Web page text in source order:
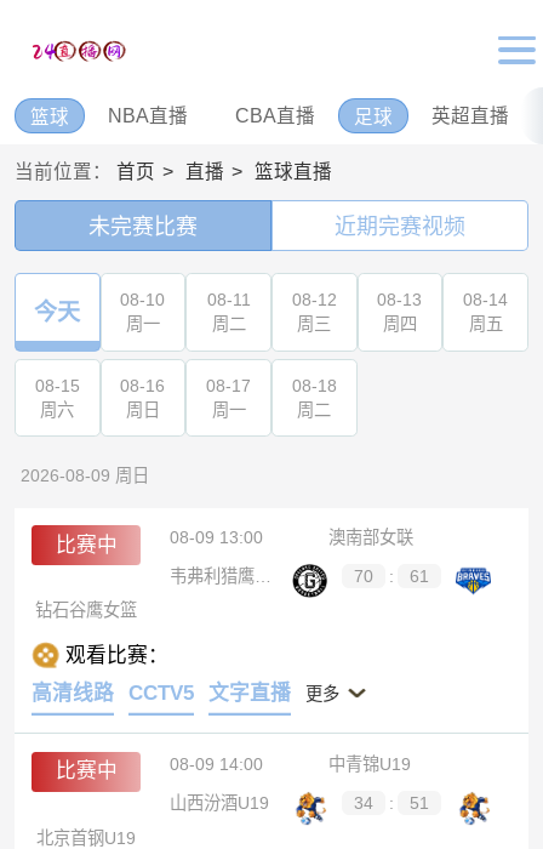
篮球 NBA直播 CBA直播 足球 英超直播
当前位置： 首页 直播 篮球直播
未完赛比赛 近期完赛视频
今天
08-10
周一
08-11
周二
08-12
周三
08-13
周四
08-14
周五
08-15
周六
08-16
周日
08-17
周一
08-18
周二
2026-08-09 周日
比赛中 08-09 13:00
澳南部女联
韦弗利猎鹰女篮
70 :
61
钻石谷鹰女篮
观看比赛：
高清线路
CCTV5 文字直播 更多
比赛中 08-09 14:00
中青锦U19
山西汾酒U19
34 :
51
北京首钢U19